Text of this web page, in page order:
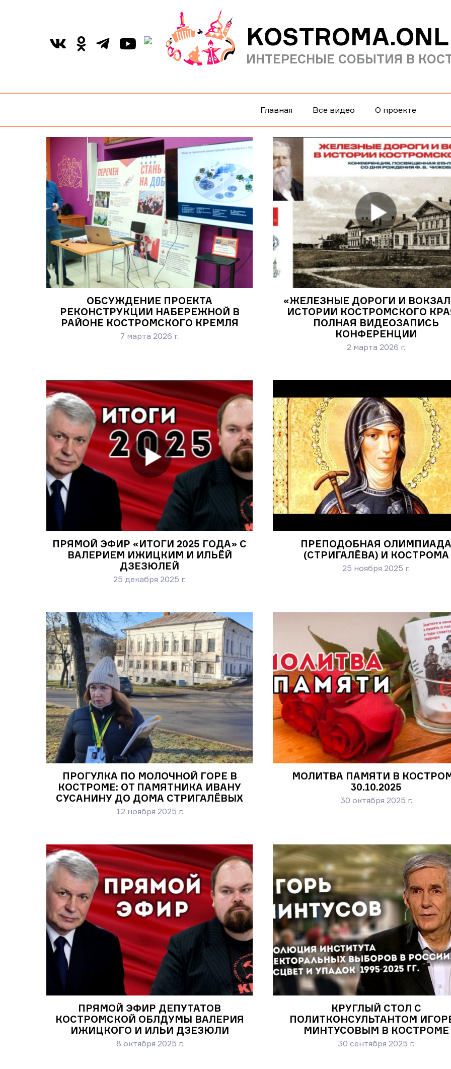
ИНТЕРЕСНЫЕ СОБЫТИЯ В
Главная Все видео О проекте
ОБСУЖДЕНИЕ ПРОЕКТА
РЕКОНСТРУКЦИИ НАБЕРЕЖНОЙ В
РАЙОНЕ КОСТРОМСКОГО КРЕМЛЯ
7 марта 2026 г.
«ЖЕЛЕЗНЫЕ ДОРОГИ И
ИСТОРИИ КОСТРОМСКОГО
ПОЛНАЯ ВИДЕОЗАПИСЬ
КОНФЕРЕНЦИИ
2 марта 2026 г.
ПРЯМОЙ ЭФИР «ИТОГИ 2025 ГОДА» С
ВАЛЕРИЕМ ИЖИЦКИМ И ИЛЬЁЙ
ДЗЕЗЮЛЕЙ
25 декабря 2025 г.
ПРЕПОДОБНАЯ ОЛИМПИАДА
(СТРИГАЛЁВА) И КОСТРОМА
25 ноября 2025 г.
ПРОГУЛКА ПО МОЛОЧНОЙ ГОРЕ В
КОСТРОМЕ: ОТ ПАМЯТНИКА ИВАНУ
СУСАНИНУ ДО ДОМА СТРИГАЛЁВЫХ
12 ноября 2025 г.
МОЛИТВА ПАМЯТИ В
30.10.2025
30 октября 2025 г.
ПРЯМОЙ ЭФИР ДЕПУТАТОВ
КОСТРОМСКОЙ ОБЛДУМЫ ВАЛЕРИЯ
ИЖИЦКОГО И ИЛЬИ ДЗЕЗЮЛИ
8 октября 2025 г.
КРУГЛЫЙ СТОЛ С
ПОЛИТКОНСУЛЬТАНТОМ
МИНТУСОВЫМ В КОСТРОМЕ
30 сентября 2025 г.